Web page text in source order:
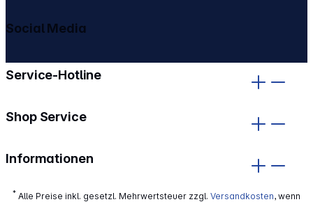
Service-Hotline
Shop Service
Informationen
Social Media
* Alle Preise inkl. gesetzl. Mehrwertsteuer zzgl. Versandkosten, wenn